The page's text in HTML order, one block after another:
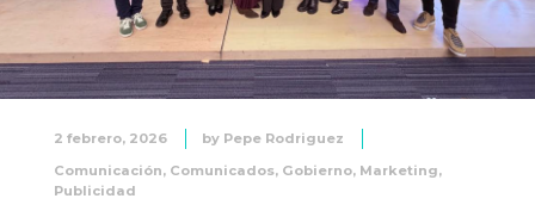
2 febrero, 2026 by Pepe Rodriguez
Comunicación, Comunicados, Gobierno, Marketing,
Publicidad